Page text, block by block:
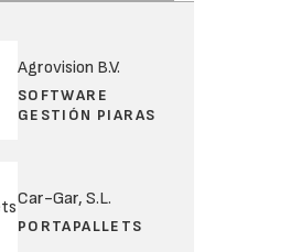
Agrovision B.V.
SOFTWARE
GESTIÓN PIARAS
Car-Gar, S.L.
PORTAPALLETS